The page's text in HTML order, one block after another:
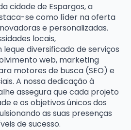
cidade de Espargos, a
se como líder na oferta
e personalizadas.
locais,
diversificado de serviços
web, marketing
motores de busca (SEO) e
A nossa dedicação à
assegura que cada projeto
e os objetivos únicos dos
as suas presenças
de sucesso.